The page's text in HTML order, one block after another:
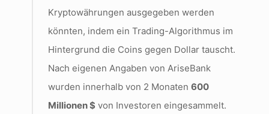
Kryptowährungen ausgegeben werden
könnten, indem ein Trading-Algorithmus im
Hintergrund die Coins gegen Dollar tauscht.
Nach eigenen Angaben von AriseBank
wurden innerhalb von 2 Monaten 600
Millionen $ von Investoren eingesammelt.